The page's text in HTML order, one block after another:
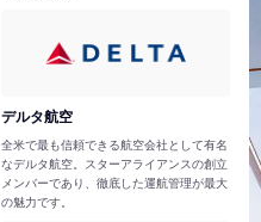
デルタ航空
全米で最も信頼できる航空会社として有名
なデルタ航空。スターアライアンスの創立
メンバーであり、徹底した運航管理が最大
の魅力です。